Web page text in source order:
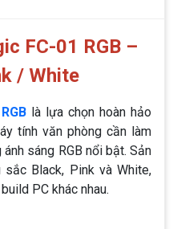
FC-01 RGB –
/ White
là lựa chọn hoàn hảo
tính văn phòng cần làm
sáng RGB nổi bật. Sản
Black, Pink và White,
PC khác nhau.